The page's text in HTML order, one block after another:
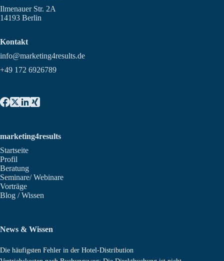
Ilmenauer Str. 2A
14193 Berlin
Kontakt
info@marketing4results.de
+49 172 6926789
marketing4results
Startseite
Profil
Beratung
Seminare/ Webinare
Vorträge
Blog / Wissen
News & Wissen
Die häufigsten Fehler in der Hotel-Distribution